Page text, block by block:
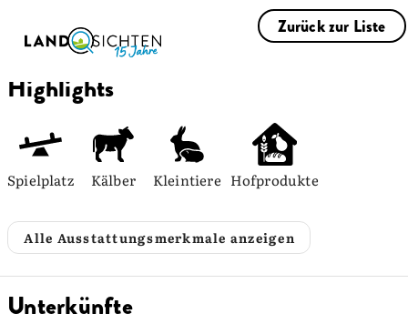
Zurück zur Liste
Highlights
Spielplatz Kälber Kleintiere Hofprodukte
Alle Ausstattungsmerkmale anzeigen
Unterkünfte